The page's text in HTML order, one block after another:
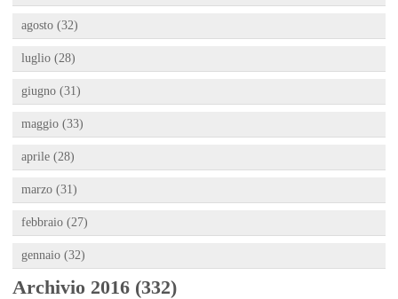
agosto (32)
luglio (28)
giugno (31)
maggio (33)
aprile (28)
marzo (31)
febbraio (27)
gennaio (32)
Archivio 2016 (332)